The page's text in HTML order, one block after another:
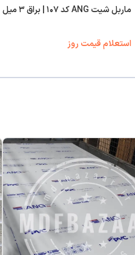
ماربل شیت ANG کد ۱۰۷ | براق ۳ میل
استعلام قیمت روز